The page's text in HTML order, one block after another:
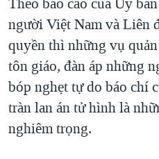
người Việt Nam và Liên
quyền thì những vụ
tôn giáo, đàn áp những
bóp nghẹt tự do báo chí
tràn lan án tử hình là
nghiêm trọng.